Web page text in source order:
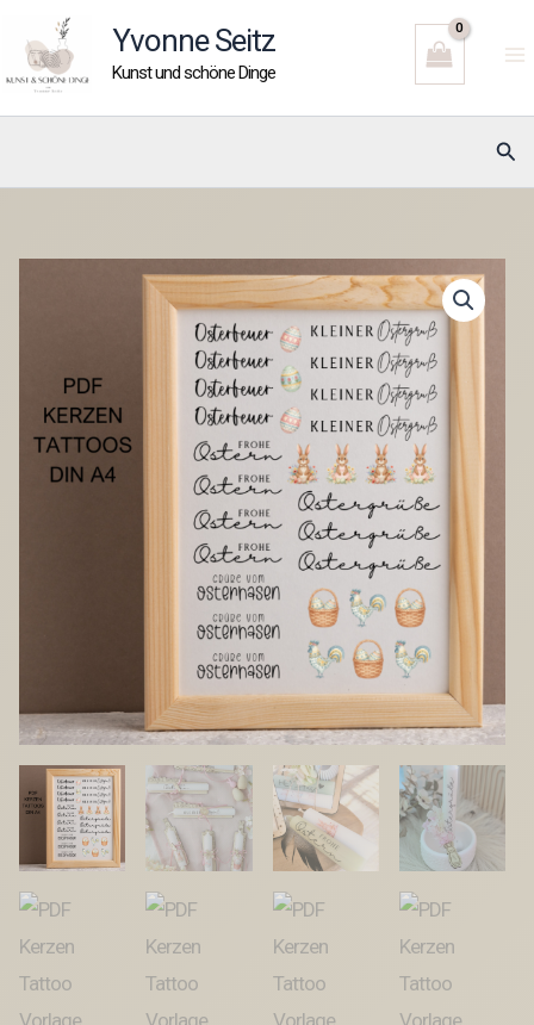
Inhalt
springen
Yvonne Seitz
Kunst und schöne Dinge